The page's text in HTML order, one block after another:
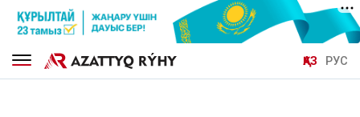
ҚАЗ РУС